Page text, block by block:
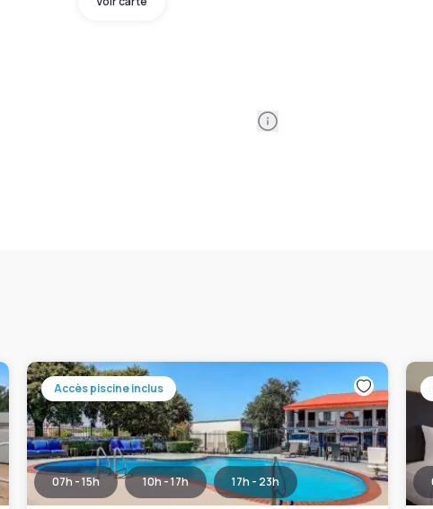
Information
Accès piscine inclus
07h - 15h 10h - 17h 17h - 23h